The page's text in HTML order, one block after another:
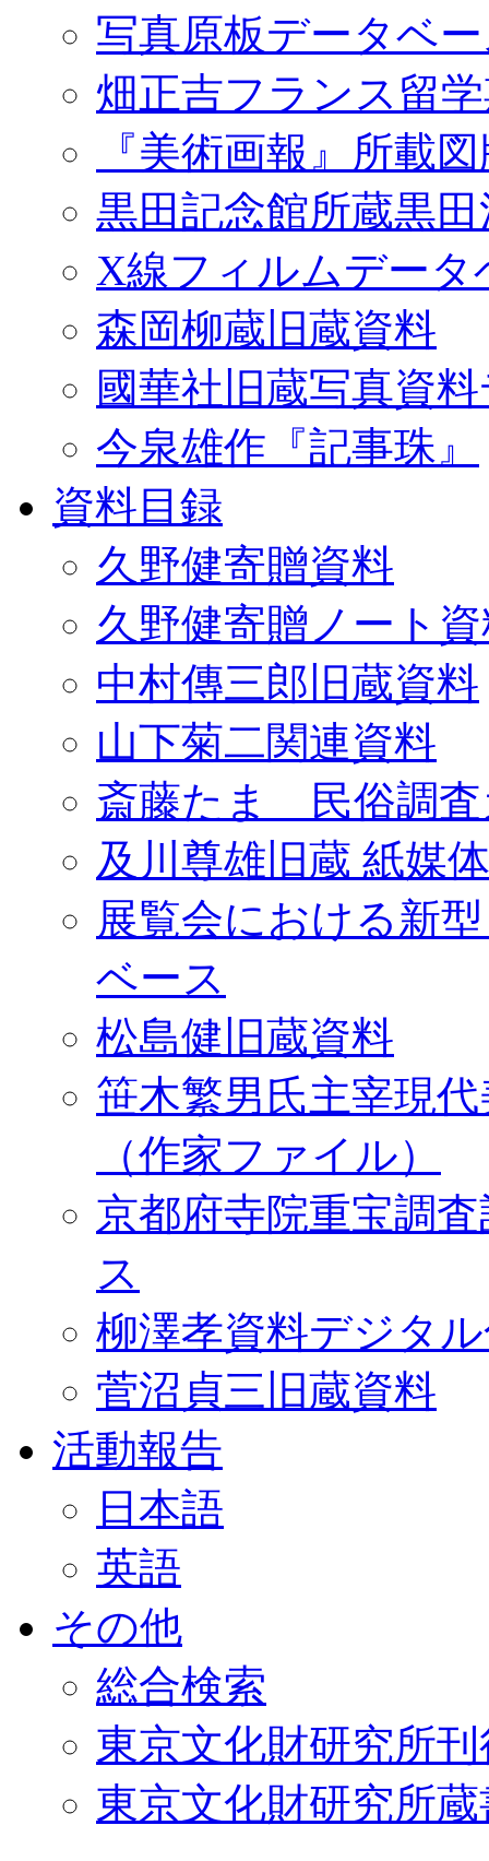
写真原板データベ
畑正吉フランス留
『美術画報』所載
黒田記念館所蔵黒
X線フィルムデータ
森岡柳蔵旧蔵資料
國華社旧蔵写真資
今泉雄作『記事珠』
資料目録
久野健寄贈資料
久野健寄贈ノート
中村傳三郎旧蔵資料
山下菊二関連資料
斎藤たま 民俗調査
及川尊雄旧蔵 紙媒
展覧会における新
ベース
松島健旧蔵資料
笹木繁男氏主宰現
（作家ファイル）
京都府寺院重宝調
ス
柳澤孝資料デジタ
菅沼貞三旧蔵資料
活動報告
日本語
英語
その他
総合検索
東京文化財研究所
東京文化財研究所